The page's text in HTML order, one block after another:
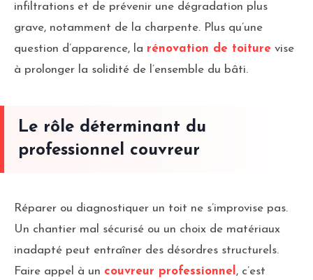
infiltrations et de prévenir une dégradation plus
grave, notamment de la charpente. Plus qu’une
question d’apparence, la rénovation de toiture vise
à prolonger la solidité de l’ensemble du bâti.
Le rôle déterminant du
professionnel couvreur
Réparer ou diagnostiquer un toit ne s’improvise pas.
Un chantier mal sécurisé ou un choix de matériaux
inadapté peut entraîner des désordres structurels.
Faire appel à un couvreur professionnel , c’est